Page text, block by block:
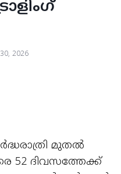
2026
മുതൽ
52 ദിവസത്തേക്ക്